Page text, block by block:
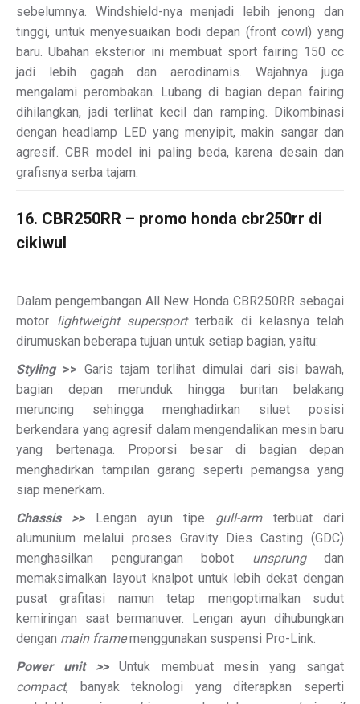
sebelumnya. Windshield-nya menjadi lebih jenong dan
tinggi, untuk menyesuaikan bodi depan (front cowl) yang
baru. Ubahan eksterior ini membuat sport fairing 150 cc
jadi lebih gagah dan aerodinamis. Wajahnya juga
mengalami perombakan. Lubang di bagian depan fairing
dihilangkan, jadi terlihat kecil dan ramping. Dikombinasi
dengan headlamp LED yang menyipit, makin sangar dan
agresif. CBR model ini paling beda, karena desain dan
grafisnya serba tajam.
16. CBR250RR – promo honda cbr250rr di
cikiwul
Dalam pengembangan All New Honda CBR250RR sebagai
motor lightweight supersportterbaik di kelasnya telah
dirumuskan beberapa tujuan untuk setiap bagian, yaitu:
Styling>> Garis tajam terlihat dimulai dari sisi bawah,
bagian depan merunduk hingga buritan belakang
meruncing sehingga menghadirkan siluet posisi
berkendara yang agresif dalam mengendalikan mesin baru
yang bertenaga. Proporsi besar di bagian depan
menghadirkan tampilan garang seperti pemangsa yang
siap menerkam.
Chassis >> Lengan ayun tipe gull-armterbuat dari
alumunium melalui proses Gravity Dies Casting (GDC)
menghasilkan pengurangan bobot unsprungdan
memaksimalkan layout knalpot untuk lebih dekat dengan
pusat grafitasi namun tetap mengoptimalkan sudut
kemiringan saat bermanuver. Lengan ayun dihubungkan
dengan main framemenggunakan suspensi Pro-Link.
Power unit >>Untuk membuat mesin yang sangat
compact, banyak teknologi yang diterapkan seperti